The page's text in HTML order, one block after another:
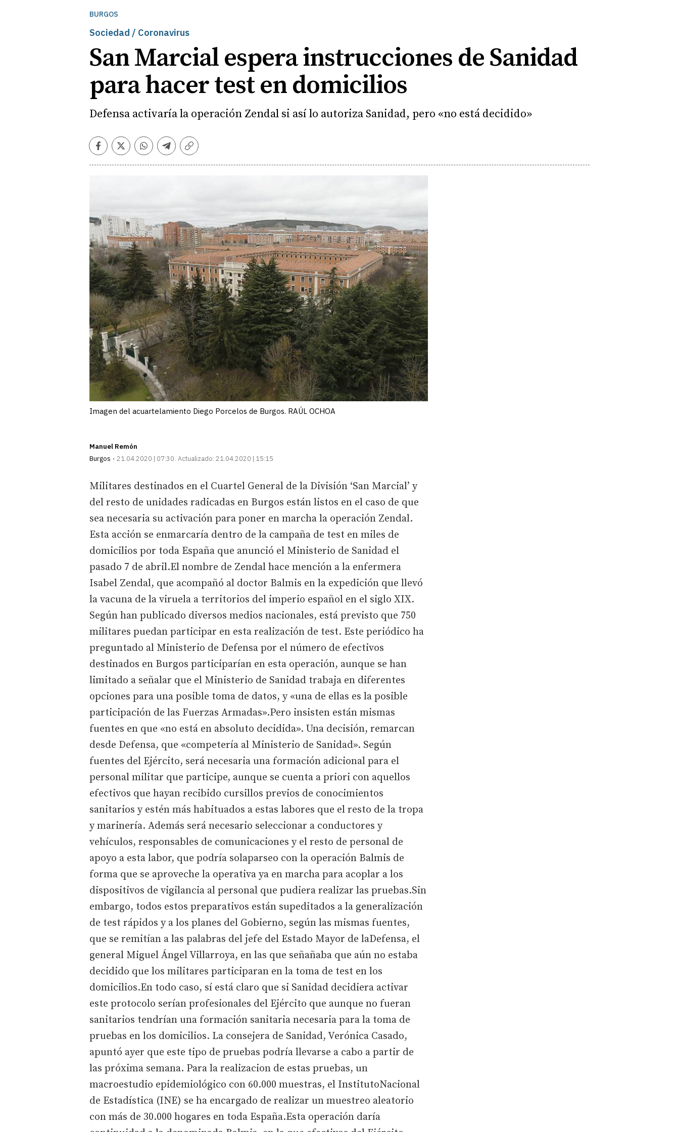
BURGOS
Sociedad / Coronavirus
San Marcial espera instrucciones de Sanidad
para hacer test en domicilios
Defensa activaría la operación Zendal si así lo autoriza Sanidad, pero «no está decidido»
Facebook
TwitterWhatsapp
Telegram
Copiar
Imagen del acuartelamiento Diego Porcelos de Burgos. RAÚL OCHOA
Manuel Remón
Burgos
21.04.2020 | 07:30 Actualizado: 21.04.2020 | 15:15
Militares destinados en el Cuartel General de la División ‘San Marcial’ y
del resto de unidades radicadas en Burgos están listos en el caso de que
sea necesaria su activación para poner en marcha la operación Zendal.
Esta acción se enmarcaría dentro de la campaña de test en miles de
domicilios por toda España que anunció el Ministerio de Sanidad el
pasado 7 de abril.El nombre de Zendal hace mención a la enfermera
Isabel Zendal, que acompañó al doctor Balmis en la expedición que llevó
la vacuna de la viruela a territorios del imperio español en el siglo XIX.
Según han publicado diversos medios nacionales, está previsto que 750
militares puedan participar en esta realización de test. Este periódico ha
preguntado al Ministerio de Defensa por el número de efectivos
destinados en Burgos participarían en esta operación, aunque se han
limitado a señalar que el Ministerio de Sanidad trabaja en diferentes
opciones para una posible toma de datos, y «una de ellas es la posible
participación de las Fuerzas Armadas».Pero insisten están mismas
fuentes en que «no está en absoluto decidida». Una decisión, remarcan
desde Defensa, que «competería al Ministerio de Sanidad». Según
fuentes del Ejército, será necesaria una formación adicional para el
personal militar que participe, aunque se cuenta a priori con aquellos
efectivos que hayan recibido cursillos previos de conocimientos
sanitarios y estén más habituados a estas labores que el resto de la tropa
y marinería. Además será necesario seleccionar a conductores y
vehículos, responsables de comunicaciones y el resto de personal de
apoyo a esta labor, que podría solaparseo con la operación Balmis de
forma que se aproveche la operativa ya en marcha para acoplar a los
dispositivos de vigilancia al personal que pudiera realizar las pruebas.Sin
embargo, todos estos preparativos están supeditados a la generalización
de test rápidos y a los planes del Gobierno, según las mismas fuentes,
que se remitían a las palabras del jefe del Estado Mayor de laDefensa, el
general Miguel Ángel Villarroya, en las que señañaba que aún no estaba
decidido que los militares participaran en la toma de test en los
domicilios.En todo caso, sí está claro que si Sanidad decidiera activar
este protocolo serían profesionales del Ejército que aunque no fueran
sanitarios tendrían una formación sanitaria necesaria para la toma de
pruebas en los domicilios. La consejera de Sanidad, Verónica Casado,
apuntó ayer que este tipo de pruebas podría llevarse a cabo a partir de
las próxima semana. Para la realizacion de estas pruebas, un
macroestudio epidemiológico con 60.000 muestras, el InstitutoNacional
de Estadística (INE) se ha encargado de realizar un muestreo aleatorio
con más de 30.000 hogares en toda España.Esta operación daría